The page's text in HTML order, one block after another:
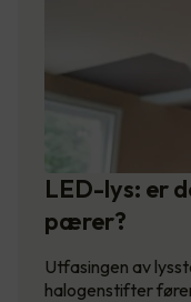
LED-lys: er
pærer?
Utfasingen av
halogenstifter